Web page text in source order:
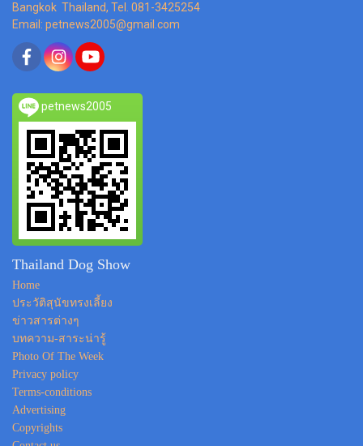
Bangkok Thailand, Tel. 081-3425254
Email: petnews2005@gmail.com
petnews2005
Thailand Dog Show
Home
ประวัติสุนัขทรงเลี้ยง
ข่าวสารต่างๆ
บทความ-สาระน่ารู้
Photo Of The Week
Privacy policy
Terms-conditions
Advertising
Copyrights